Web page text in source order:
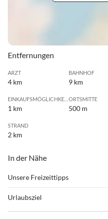
Entfernungen
ARZT
4 km
BAHNHOF
9 km
1 km
ORTSMITTE
500 m
STRAND
2 km
In der Nähe
Unsere Freizeittipps
Urlaubsziel